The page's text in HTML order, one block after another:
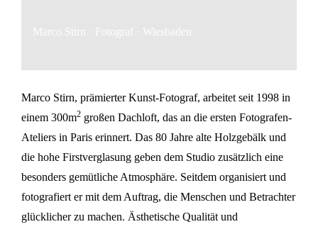
Marco Stirn · Fotograf · Wiesbaden
Marco Stirn, prämierter Kunst-Fotograf, arbeitet seit 1998 in
einem 300m2 großen Dachloft, das an die ersten Fotografen-
Ateliers in Paris erinnert. Das 80 Jahre alte Holzgebälk und
die hohe Firstverglasung geben dem Studio zusätzlich eine
besonders gemütliche Atmosphäre. Seitdem organisiert und
fotografiert er mit dem Auftrag, die Menschen und Betrachter
glücklicher zu machen. Ästhetische Qualität und